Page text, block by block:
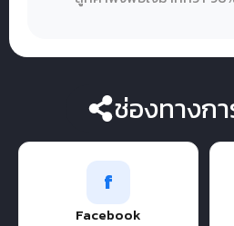
ช่องทางก
f
Facebook